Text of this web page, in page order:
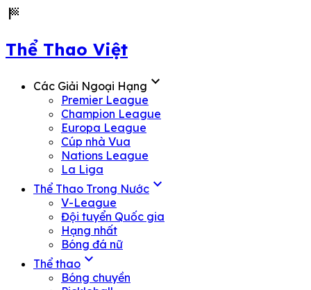
sports_score
Thể Thao Việt
Các Giải Ngoại Hạng expand_more
Premier League
Champion League
Europa League
Cúp nhà Vua
Nations League
La Liga
Thể Thao Trong Nước expand_more
V-League
Đội tuyển Quốc gia
Hạng nhất
Bóng đá nữ
Thể thao expand_more
Bóng chuyền